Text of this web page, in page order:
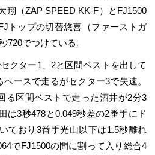
翔（ZAP SPEED KK-F）とFJ1500
トップの切替悠喜（ファーストガ
720でつけている。
クター1、2と区間ベストを出して
ースで走るがセクター3で失速。
る区間ベストで走った酒井が2分3
は3秒478と0.049秒差の2番手にド
ており3番手光山以下は1.5秒離れ
でFJ1500の間に割って入り総合4